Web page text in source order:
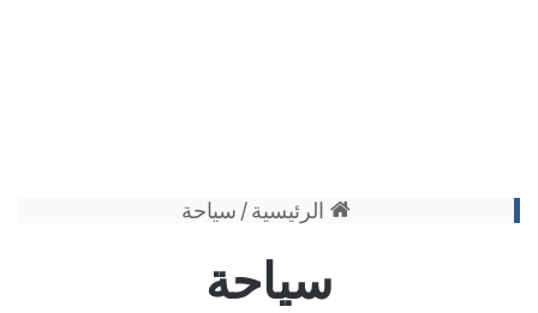
الرئيسية/ سياحة
سياحة